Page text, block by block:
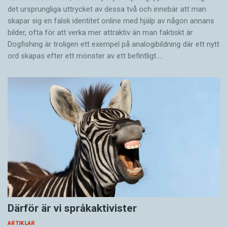
det ursprungliga uttrycket av dessa två och innebär att man
skapar sig en falsk identitet online med hjälp av någon annans
bilder, ofta för att verka mer attraktiv än man faktiskt är.
Dogfishing är troligen ett exempel på analogibildning där ett nytt
ord skapas efter ett mönster av ett befintligt.…
Därför är vi språkaktivister
ARTIKLAR